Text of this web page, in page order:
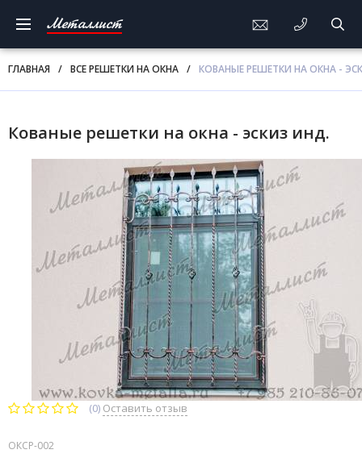
Металлист
ГЛАВНАЯ / ВСЕ РЕШЕТКИ НА ОКНА / КОВАНЫЕ РЕШЕТКИ НА ОКНА -
Кованые решетки на окна - эскиз инд.
(0) Оставить отзыв
ОКСР-002